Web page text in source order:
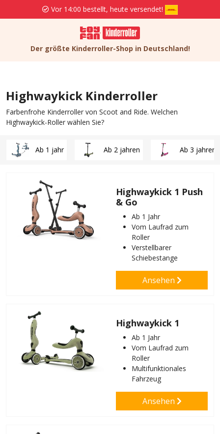
Kostenlose Lieferung und
Der größte Kinderroller-Shop in Deutschland!
Highwaykick Kinderroller
Farbenfrohe Kinderroller von Scoot and Ride. Welchen
Highwaykick-Roller wählen Sie?
Ab 1 jahr Ab 2 jahren Ab 3 jahren
Highwaykick 1 Push
& Go
Ab 1 Jahr
Vom Laufrad zum
Roller
Verstellbarer
Schiebestange
Ansehen
Highwaykick 1
Ab 1 Jahr
Vom Laufrad zum
Roller
Multifunktionales
Fahrzeug
Ansehen